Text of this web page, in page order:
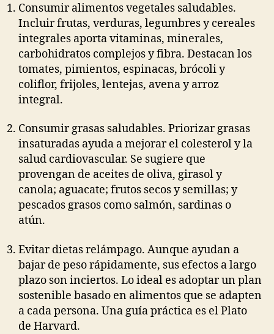
Consumir alimentos vegetales saludables.
Incluir frutas, verduras, legumbres y cereales
integrales aporta vitaminas, minerales,
carbohidratos complejos y fibra. Destacan los
tomates, pimientos, espinacas, brócoli y
coliflor, frijoles, lentejas, avena y arroz
integral.
Consumir grasas saludables. Priorizar grasas
insaturadas ayuda a mejorar el colesterol y la
salud cardiovascular. Se sugiere que
provengan de aceites de oliva, girasol y
canola; aguacate; frutos secos y semillas; y
pescados grasos como salmón, sardinas o
atún.
Evitar dietas relámpago. Aunque ayudan a
bajar de peso rápidamente, sus efectos a largo
plazo son inciertos. Lo ideal es adoptar un plan
sostenible basado en alimentos que se adapten
a cada persona. Una guía práctica es el Plato
de Harvard.